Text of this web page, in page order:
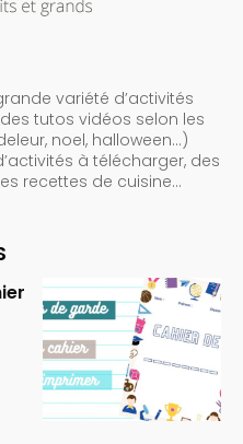
variété d’activités
tutos vidéos selon les
noel, halloween…)
à télécharger, des
recettes de cuisine…